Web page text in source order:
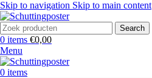
Skip to navigation Skip to main content
Search
0 items €0,00
Menu
0 items